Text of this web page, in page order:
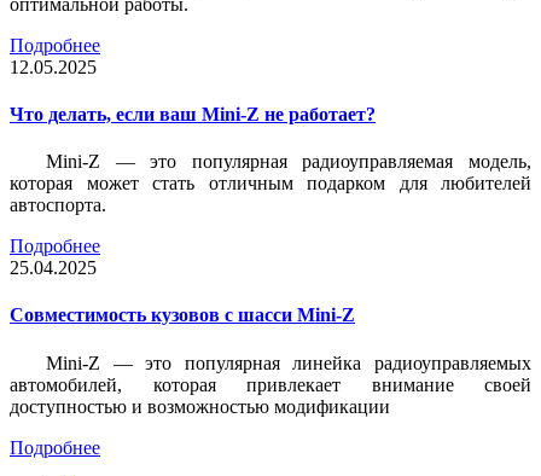
Подробнее
12.05.2025
Что делать, если ваш Mini-Z не работает?
Mini-Z — это популярная радиоуправляемая модель,
которая может стать отличным подарком для любителей
автоспорта.
Подробнее
25.04.2025
Совместимость кузовов с шасси Mini-Z
Mini-Z — это популярная линейка радиоуправляемых
автомобилей, которая привлекает внимание своей
доступностью и возможностью модификации
Подробнее